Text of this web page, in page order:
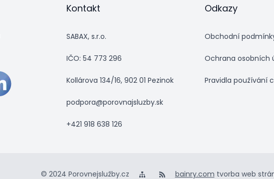
Kontakt
SABAX, s.r.o.
IČO: 54 773 296
Kollárova 134/16, 902 01 Pezinok
podpora@porovnajsluzby.sk
+421 918 638 126
Odkazy
Obchodní
Ochrana osobních
Pravidla používání
© 2024 Porovnejslužby.cz bainry.com tvorba web